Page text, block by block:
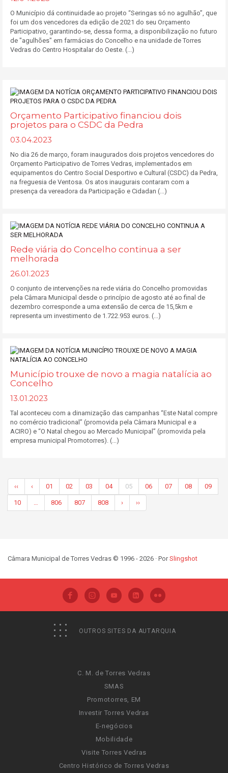
O Município dá continuidade ao projeto “Seringas só no agulhão”, que
foi um dos vencedores da edição de 2021 do seu Orçamento
Participativo, garantindo-se, dessa forma, a disponibilização no futuro
de "agulhões" em farmácias do Concelho e na unidade de Torres
Vedras do Centro Hospitalar do Oeste. (...)
Orçamento Participativo financiou dois
projetos para o CSDC da Pedra
03.04.2023
No dia 26 de março, foram inaugurados dois projetos vencedores do
Orçamento Participativo de Torres Vedras, implementados em
equipamentos do Centro Social Desportivo e Cultural (CSDC) da Pedra,
na freguesia de Ventosa. Os atos inaugurais contaram com a
presença da vereadora da Participação e Cidadan (...)
Rede viária do Concelho continua a ser
melhorada
26.01.2023
O conjunto de intervenções na rede viária do Concelho promovidas
pela Câmara Municipal desde o princípio de agosto até ao final de
dezembro corresponde a uma extensão de cerca de 15,5km e
representa um investimento de 1.722.953 euros. (...)
Município trouxe de novo a magia natalícia ao
Concelho
13.01.2023
Tal aconteceu com a dinamização das campanhas “Este Natal compre
no comércio tradicional” (promovida pela Câmara Municipal e a
ACIRO) e “O Natal chegou ao Mercado Municipal” (promovida pela
empresa municipal Promotorres). (...)
‹‹ ‹ 01 02 03 04 05 06 07 08 09
10 … 806 807 808 › ››
Câmara Municipal de Torres Vedras © 1996 - 2026 · PorSlingshot
OUTROS SITES DA AUTARQUIA
C. M. de Torres Vedras
SMAS
Promotorres, EM
Investir Torres Vedras
E-negócios
Mobilidade
Visite Torres Vedras
Centro Histórico de Torres Vedras